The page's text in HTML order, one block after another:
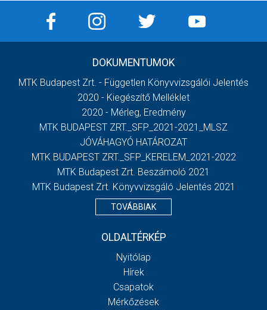
DOKUMENTUMOK
MTK Budapest Zrt. - Független Könyvvizsgálói Jelentés
2020 - Kiegészítő Melléklet
2020 - Mérleg, Eredmény
MTK BUDAPEST ZRT._SFP_2021-2021_MLSZ
JÓVÁHAGYÓ HATÁROZAT
MTK BUDAPEST ZRT._SFP_KERELEM_2021-2022
MTK Budapest Zrt. Beszámoló 2021
MTK Budapest Zrt. Könyvvizsgáló Jelentés 2021
TOVÁBBIAK
OLDALTÉRKÉP
Nyitólap
Hírek
Csapatok
Mérkőzések